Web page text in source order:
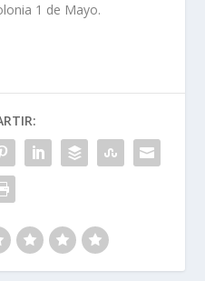
1 de Mayo.